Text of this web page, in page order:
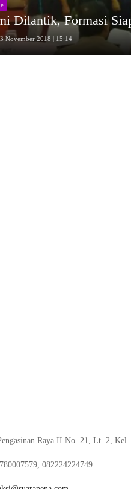
Dilantik, Formasi
November 2018 | 15:14
Raya II No. 21, Lt. 2, Kel.
082224224749